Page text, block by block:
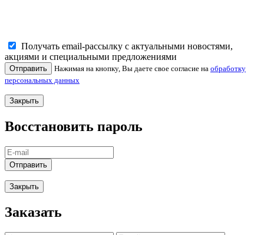
Получать email-рассылку с актуальными новостями,
акциями и специальными предложениями
Отправить Нажимая на кнопку, Вы даете свое согласие на обработку
персональных данных
Закрыть
Восстановить пароль
Отправить
Закрыть
Заказать